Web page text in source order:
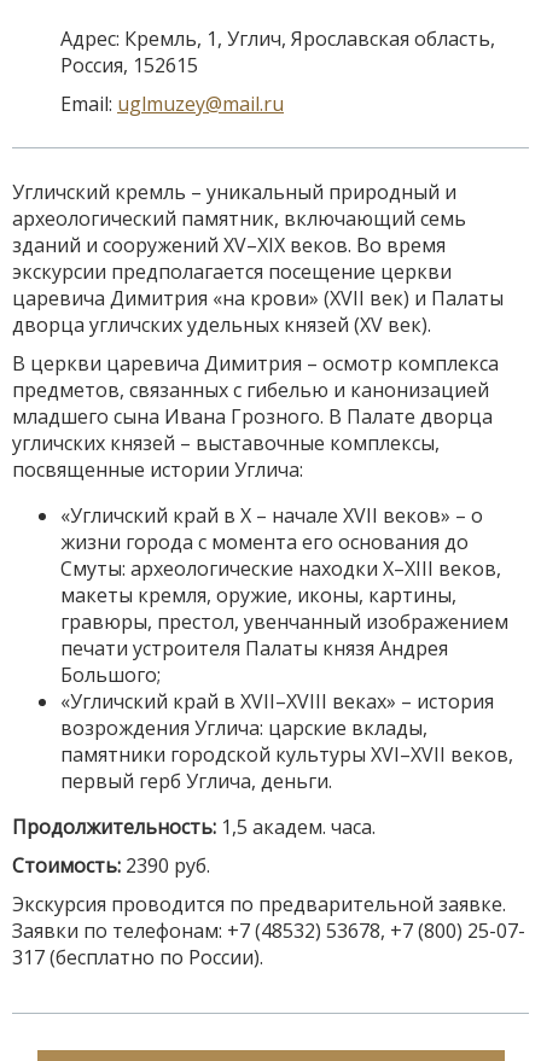
Адрес: Кремль, 1, Углич, Ярославская область,
Россия, 152615
Email: uglmuzey@mail.ru
Угличский кремль – уникальный природный и
археологический памятник, включающий семь
зданий и сооружений XV–XIX веков. Во время
экскурсии предполагается посещение церкви
царевича Димитрия «на крови» (XVII век) и Палаты
дворца угличских удельных князей (XV век).
В церкви царевича Димитрия – осмотр комплекса
предметов, связанных с гибелью и канонизацией
младшего сына Ивана Грозного. В Палате дворца
угличских князей – выставочные комплексы,
посвященные истории Углича:
«Угличский край в X – начале XVII веков» – о
жизни города с момента его основания до
Смуты: археологические находки X–XIII веков,
макеты кремля, оружие, иконы, картины,
гравюры, престол, увенчанный изображением
печати устроителя Палаты князя Андрея
Большого;
«Угличский край в XVII–XVIII веках» – история
возрождения Углича: царские вклады,
памятники городской культуры XVI–XVII веков,
первый герб Углича, деньги.
Продолжительность: 1,5 академ. часа.
Стоимость: 2390 руб.
Экскурсия проводится по предварительной заявке.
Заявки по телефонам: +7 (48532) 53678, +7 (800) 25-07-
317 (бесплатно по России).